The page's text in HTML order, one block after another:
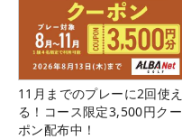
11月までのプレーに2回使え
る！コース限定3,500円クー
ポン配布中！